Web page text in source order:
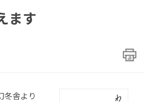
ます
冬舎より